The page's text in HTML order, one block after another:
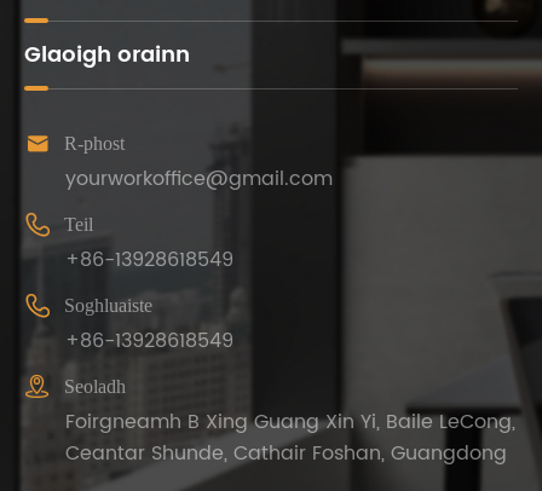
Glaoigh orainn
 R-phost
yourworkoffice@gmail.com
 Teil
+86-13928618549
 Soghluaiste
+86-13928618549
 Seoladh
Foirgneamh B Xing Guang Xin Yi, Baile LeCong,
Ceantar Shunde, Cathair Foshan, Guangdong